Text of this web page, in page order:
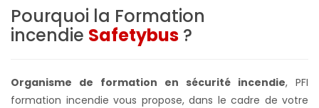
Pourquoi la Formation
incendie Safetybus ?
Organisme de formation en sécurité incendie, PFI
formation incendie vous propose, dans le cadre de votre